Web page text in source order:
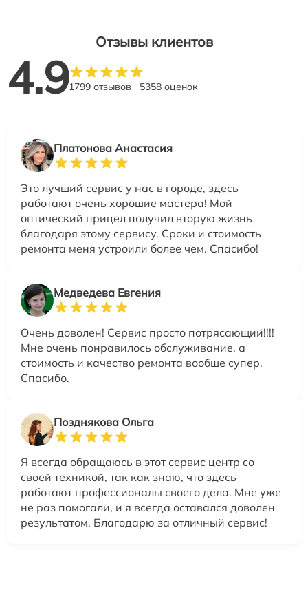
Отзывы клиентов
4.91799 отзывов 5358 оценок
Платонова Анастасия
Это лучший сервис у нас в городе, здесь
работают очень хорошие мастера! Мой
оптический прицел получил вторую жизнь
благодаря этому сервису. Сроки и стоимость
ремонта меня устроили более чем. Спасибо!
Медведева Евгения
Очень доволен! Сервис просто потрясающий!!!!
Мне очень понравилось обслуживание, а
стоимость и качество ремонта вообще супер.
Спасибо.
Позднякова Ольга
Я всегда обращаюсь в этот сервис центр со
своей техникой, так как знаю, что здесь
работают профессионалы своего дела. Мне уже
не раз помогали, и я всегда оставался доволен
результатом. Благодарю за отличный сервис!